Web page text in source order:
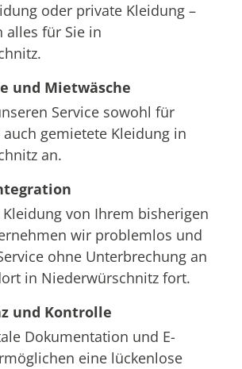
oder private Kleidung –
alles für Sie in
und Mietwäsche
Service sowohl für
auch gemietete Kleidung in
an.
von Ihrem bisherigen
wir problemlos und
ohne Unterbrechung an
in Niederwürschnitz fort.
und Kontrolle
Dokumentation und E-
eine lückenlose